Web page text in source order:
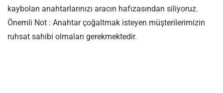
kaybolan anahtarlarınızı aracın hafızasından siliyoruz.
Önemli Not : Anahtar çoğaltmak isteyen müşterilerimizin
ruhsat sahibi olmaları gerekmektedir.